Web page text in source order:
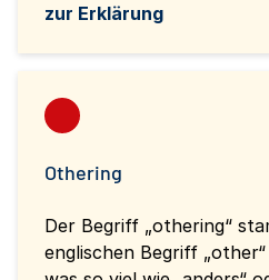
zur Erklärung
Othering
Der Begriff „othering“
englischen Begriff